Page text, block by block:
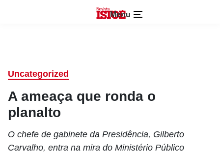
Menu
Uncategorized
A ameaça que ronda o
planalto
O chefe de gabinete da Presidência, Gilberto
Carvalho, entra na mira do Ministério Público